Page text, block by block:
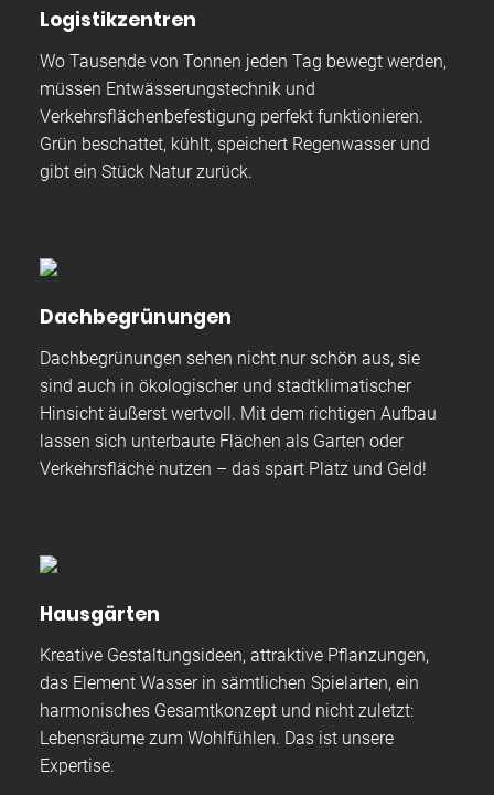
Logistikzentren
Wo Tausende von Tonnen jeden Tag bewegt werden,
müssen Entwässerungstechnik und
Verkehrsflächenbefestigung perfekt funktionieren.
Grün beschattet, kühlt, speichert Regenwasser und
gibt ein Stück Natur zurück.
Dachbegrünungen
Dachbegrünungen sehen nicht nur schön aus, sie
sind auch in ökologischer und stadtklimatischer
Hinsicht äußerst wertvoll. Mit dem richtigen Aufbau
lassen sich unterbaute Flächen als Garten oder
Verkehrsfläche nutzen – das spart Platz und Geld!
Hausgärten
Kreative Gestaltungsideen, attraktive Pflanzungen,
das Element Wasser in sämtlichen Spielarten, ein
harmonisches Gesamtkonzept und nicht zuletzt:
Lebensräume zum Wohlfühlen. Das ist unsere
Expertise.